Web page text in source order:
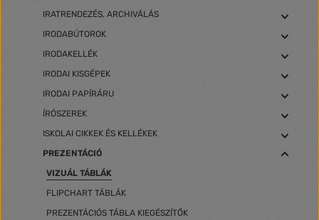
IRATRENDEZÉS, ARCHIVÁLÁS
IRODABÚTOROK
IRODAKELLÉK
IRODAI KISGÉPEK
IRODAI PAPÍRÁRU
ÍRÓSZEREK
ISKOLAI CIKKEK ÉS KELLÉKEK
PREZENTÁCIÓ
VIZUÁL TÁBLÁK
FLIPCHART TÁBLÁK
PREZENTÁCIÓS TÁBLA KIEGÉSZÍTŐK